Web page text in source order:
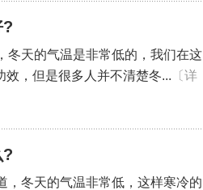
?
冬天的气温是非常低的，我们在这
，但是很多人并不清楚冬... 〔详
?
，冬天的气温非常低，这样寒冷的